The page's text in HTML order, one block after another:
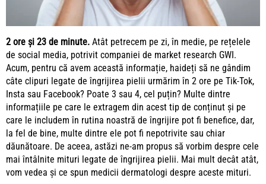
2 ore și 23 de minute. Atât petrecem pe zi, în medie, pe rețelele
de social media, potrivit companiei de market research GWI.
Acum, pentru că avem această informație, haideți să ne gândim
câte clipuri legate de îngrijirea pielii urmărim în 2 ore pe Tik-Tok,
Insta sau Facebook? Poate 3 sau 4, cel puțin? Multe dintre
informațiile pe care le extragem din acest tip de conținut și pe
care le includem în rutina noastră de îngrijire pot fi benefice, dar,
la fel de bine, multe dintre ele pot fi nepotrivite sau chiar
dăunătoare. De aceea, astăzi ne-am propus să vorbim despre cele
mai întâlnite mituri legate de îngrijirea pielii. Mai mult decât atât,
vom vedea și ce spun medicii dermatologi despre aceste mituri.